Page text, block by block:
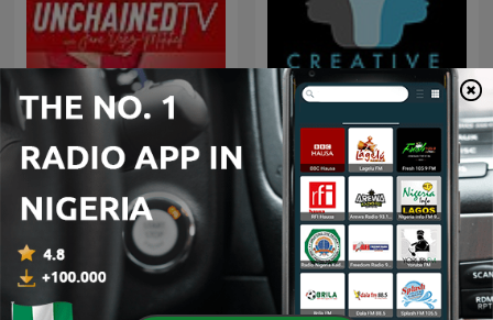
The Truth Files with Jane
Velez-Mitchell
The Creative Process in 10
minutes or less · Arts,
Culture & Society: Books,
Film, Music, TV, Art,
Writing, Creativity, Educ